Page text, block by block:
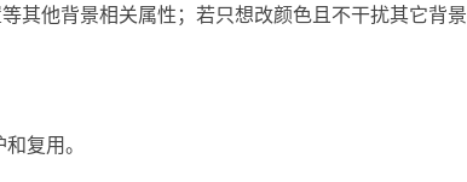
其他背景相关属性；若只想改颜色且不干扰其它背景
复用。